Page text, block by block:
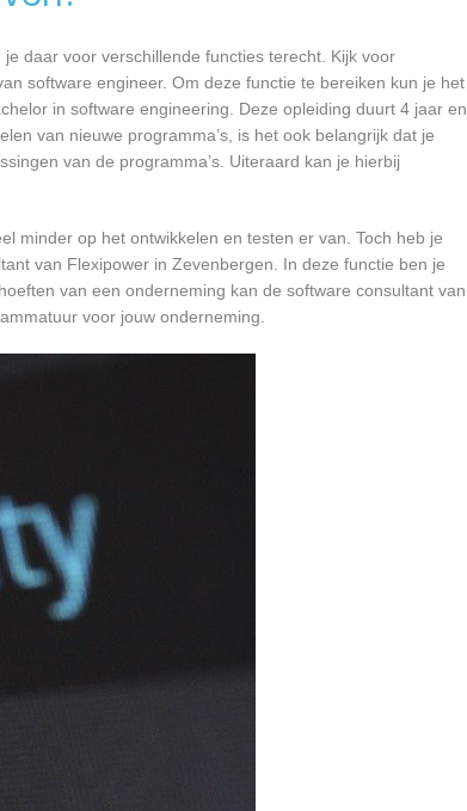
daar voor verschillende functies terecht. Kijk voor
software engineer. Om deze functie te bereiken kun je het
in software engineering. Deze opleiding duurt 4 jaar en
van nieuwe programma’s, is het ook belangrijk dat je
van de programma’s. Uiteraard kan je hierbij
minder op het ontwikkelen en testen er van. Toch heb je
van Flexipower in Zevenbergen. In deze functie ben je
van een onderneming kan de software consultant van
voor jouw onderneming.